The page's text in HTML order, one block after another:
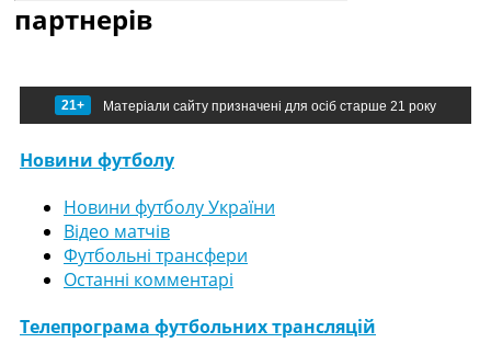
партнерів
21+ Матеріали сайту призначені для осіб старше 21 року
Новини футболу
Новини футболу України
Відео матчів
Футбольні трансфери
Останні комментарі
Телепрограма футбольних трансляцій